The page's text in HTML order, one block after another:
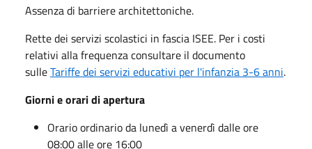
Assenza di barriere architettoniche.
Rette dei servizi scolastici in fascia ISEE. Per i costi
relativi alla frequenza consultare il documento
sulleTariffe dei servizi educativi per l'infanzia 3-6 anni.
Giorni e orari di apertura
Orario ordinario da lunedì a venerdì dalle ore
08:00 alle ore 16:00